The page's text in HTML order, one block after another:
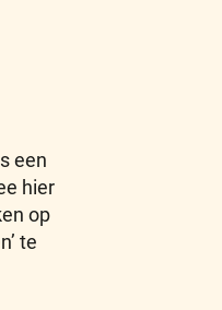
een
hier
op
te